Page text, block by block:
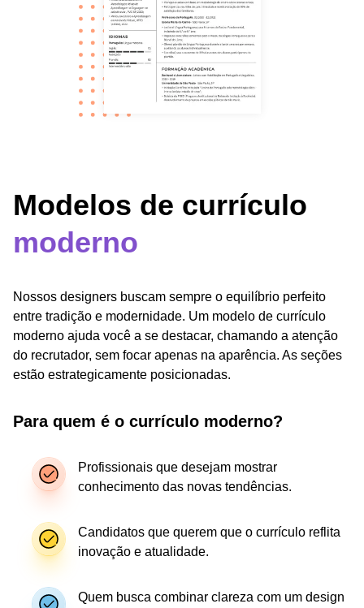
Modelos de currículo
moderno
Nossos designers buscam sempre o equilíbrio perfeito
entre tradição e modernidade. Um modelo de currículo
moderno ajuda você a se destacar, chamando a atenção
do recrutador, sem focar apenas na aparência. As seções
estão estrategicamente posicionadas.
Para quem é o currículo moderno?
Profissionais que desejam mostrar
conhecimento das novas tendências.
Candidatos que querem que o currículo reflita
inovação e atualidade.
Quem busca combinar clareza com um design